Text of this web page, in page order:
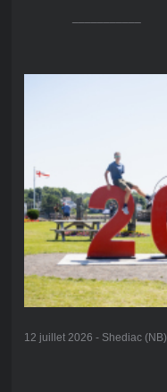
12 juillet 2026 - Shediac (NB)